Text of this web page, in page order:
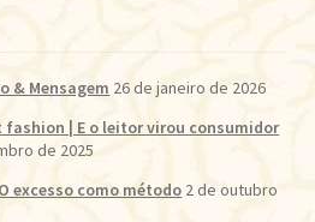
& Mensagem 26 de janeiro de 2026
| E o leitor virou consumidor
de 2025
excesso como método 2 de outubro